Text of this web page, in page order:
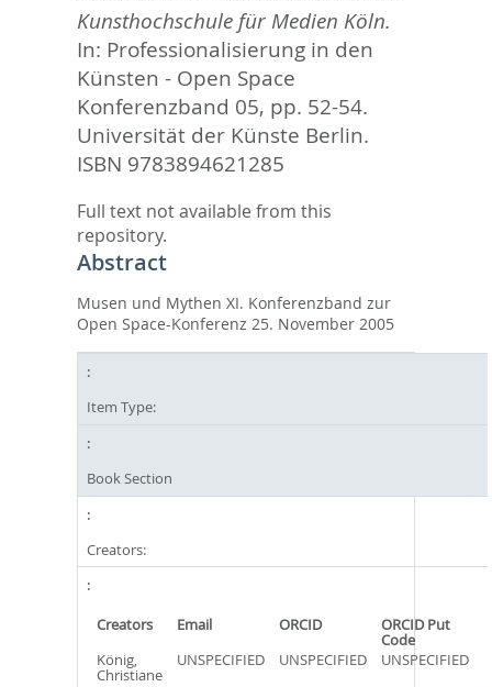
Kunsthochschule für Medien Köln.
In: Professionalisierung in den
Künsten - Open Space
Konferenzband 05, pp. 52-54.
Universität der Künste Berlin.
ISBN 9783894621285
Full text not available from this
repository.
Abstract
Musen und Mythen XI. Konferenzband zur
Open Space-Konferenz 25. November 2005
Item Type:
Book Section
Creators:
Creators Email ORCID ORCID Put
Code
König,
Christiane
UNSPECIFIED UNSPECIFIED UNSPECIFIED